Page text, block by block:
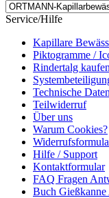
Service/Hilfe
Kapillare
Piktogramme /
Rindertalg kaufen
Technische
Teilwiderruf
Über uns
Warum Cookies?
Hilfe / Support
Kontaktformular
FAQ Fragen
Buch